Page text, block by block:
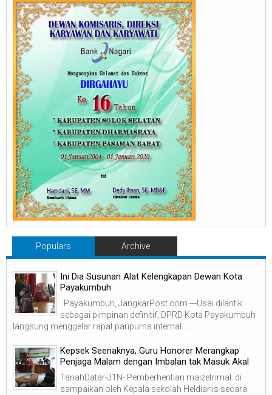
Populars Archive
Ini Dia Susunan Alat Kelengkapan Dewan Kota
Payakumbuh
Payakumbuh, JangkarPost.com ---Usai dilantik
sebagai pimpinan definitif, DPRD Kota Payakumbuh
langsung menggelar rapat paripurna internal ...
Kepsek Seenaknya, Guru Honorer Merangkap
Penjaga Malam dengan Imbalan tak Masuk Akal
TanahDatar-J1N- Pemberhentian maizetrimal di
sampaikan oleh Kepala sekolah Heldianis secara